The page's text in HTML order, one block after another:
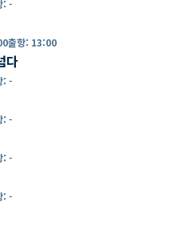
: -
출항: 13:00
다
: -
: -
: -
: -